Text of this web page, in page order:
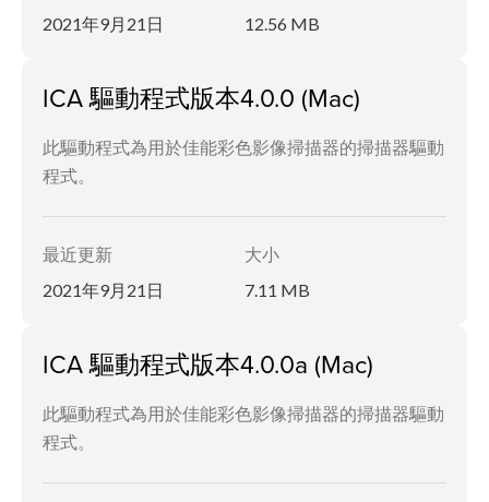
2021年9月21日
12.56 MB
ICA 驅動程式版本4.0.0 (Mac)
此驅動程式為用於佳能彩色影像掃描器的掃描器驅動
程式。
最近更新
2021年9月21日
大小
7.11 MB
ICA 驅動程式版本4.0.0a (Mac)
此驅動程式為用於佳能彩色影像掃描器的掃描器驅動
程式。